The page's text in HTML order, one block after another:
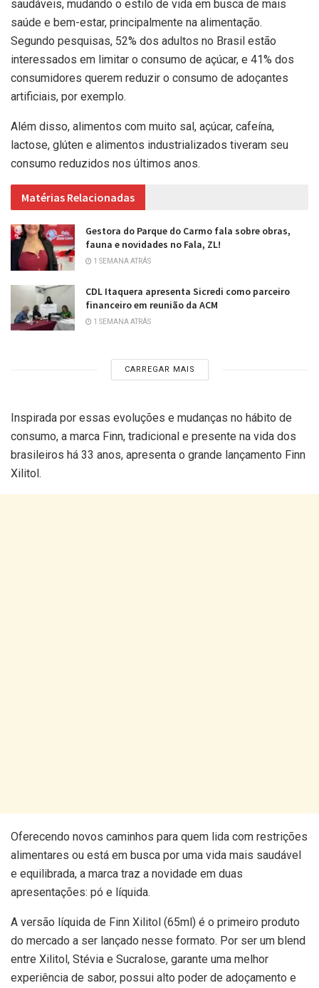
saudáveis, mudando o estilo de vida em busca de mais
saúde e bem-estar, principalmente na alimentação.
Segundo pesquisas, 52% dos adultos no Brasil estão
interessados em limitar o consumo de açúcar, e 41% dos
consumidores querem reduzir o consumo de adoçantes
artificiais, por exemplo.
Além disso, alimentos com muito sal, açúcar, cafeína,
lactose, glúten e alimentos industrializados tiveram seu
consumo reduzidos nos últimos anos.
Matérias Relacionadas
Gestora do Parque do Carmo fala sobre obras,
fauna e novidades no Fala, ZL!
1 SEMANA ATRÁS
CDL Itaquera apresenta Sicredi como parceiro
financeiro em reunião da ACM
1 SEMANA ATRÁS
CARREGAR MAIS
Inspirada por essas evoluções e mudanças no hábito de
consumo, a marca Finn, tradicional e presente na vida dos
brasileiros há 33 anos, apresenta o grande lançamento Finn
Xilitol.
Oferecendo novos caminhos para quem lida com restrições
alimentares ou está em busca por uma vida mais saudável
e equilibrada, a marca traz a novidade em duas
apresentações: pó e líquida.
A versão líquida de Finn Xilitol (65ml) é o primeiro produto
do mercado a ser lançado nesse formato. Por ser um blend
entre Xilitol, Stévia e Sucralose, garante uma melhor
experiência de sabor, possui alto poder de adoçamento e